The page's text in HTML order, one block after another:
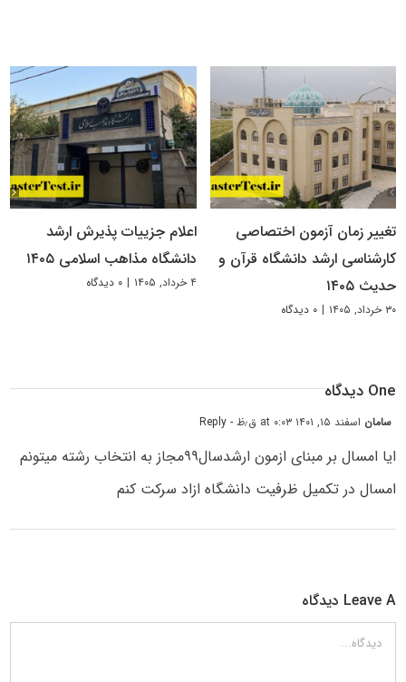
تغییر زمان آزمون اختصاصی
کارشناسی ارشد دانشگاه قرآن و
حدیث ۱۴۰۵
۳۰ خرداد, ۱۴۰۵ | ۰ دیدگاه
اعلام جزییات پذیرش ارشد
دانشگاه مذاهب اسلامی ۱۴۰۵
۴ خرداد, ۱۴۰۵ | ۰ دیدگاه
One دیدگاه
سامان اسفند ۱۵, ۱۴۰۱ at ۰:۰۳ ق٫ظ - Reply
ایا امسال بر مبنای ازمون ارشدسال۹۹مجاز به انتخاب رشته میتونم
امسال در تکمیل ظرفیت دانشگاه ازاد سرکت کنم
Leave A دیدگاه
دیدگاه